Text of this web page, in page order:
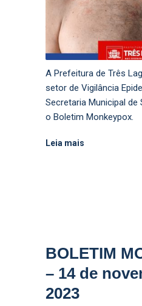
A Prefeitura de Três
setor de Vigilância
Secretaria Municipal de
o Boletim Monkeypox.
Leia mais
BOLETIM
– 14 de
2023